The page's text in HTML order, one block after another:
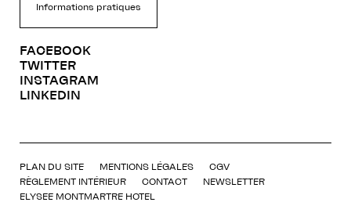
Informations pratiques
FACEBOOK
TWITTER
INSTAGRAM
LINKEDIN
PLAN DU SITE MENTIONS LÉGALES
CGV
RÈGLEMENT INTÉRIEUR
CONTACT
NEWSLETTER
ELYSEE MONTMARTRE HOTEL